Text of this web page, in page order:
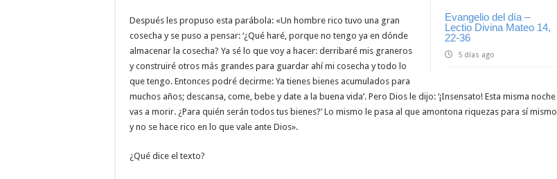
Evangelio del día –
Lectio Divina Mateo 14,
22-36
5 días ago
Después les propuso esta parábola: «Un hombre rico tuvo una gran
cosecha y se puso a pensar: ‘¿Qué haré, porque no tengo ya en dónde
almacenar la cosecha? Ya sé lo que voy a hacer: derribaré mis graneros
y construiré otros más grandes para guardar ahí mi cosecha y todo lo
que tengo. Entonces podré decirme: Ya tienes bienes acumulados para
muchos años; descansa, come, bebe y date a la buena vida’. Pero Dios le dijo: ‘¡Insensato! Esta misma noche
vas a morir. ¿Para quién serán todos tus bienes?’ Lo mismo le pasa al que amontona riquezas para sí mismo
y no se hace rico en lo que vale ante Dios».
¿Qué dice el texto?